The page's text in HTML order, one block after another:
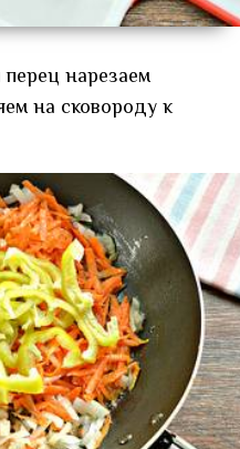
нарезаем
на сковороду к